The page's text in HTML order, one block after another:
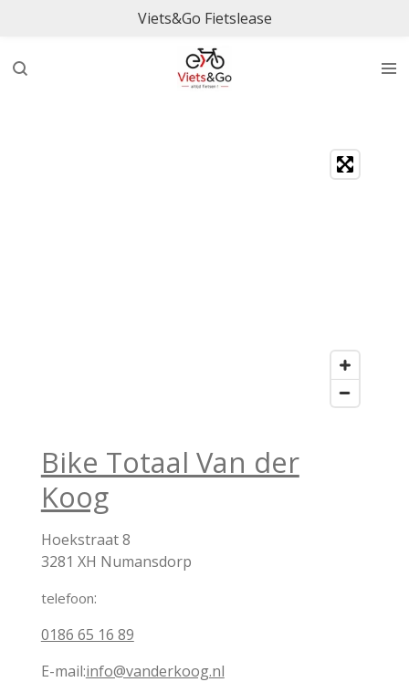
naar
Viets&Go Fietslease
Bike Totaal Van der
Koog
Hoekstraat 8
3281 XH Numansdorp
telefoon:
0186 65 16 89
E-mail:info@vanderkoog.nl